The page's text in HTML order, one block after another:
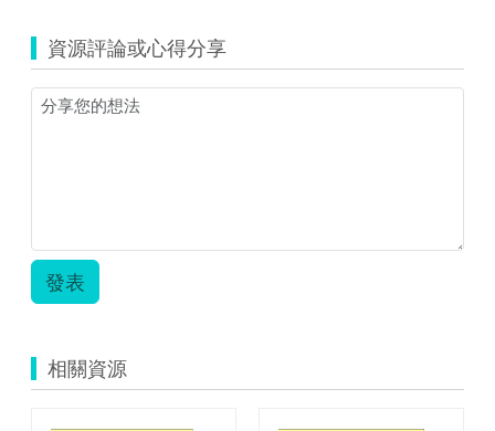
資源評論或心得分享
發表
相關資源